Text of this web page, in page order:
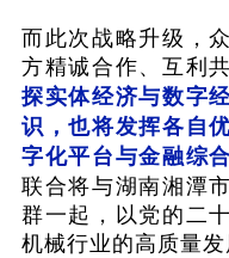
而此次战略升级，
方精诚合作、互利
探实体经济与数字
识，也将发挥各自
字化平台与金融综
联合将与湖南湘潭
群一起，以党的二
机械行业的高质量发